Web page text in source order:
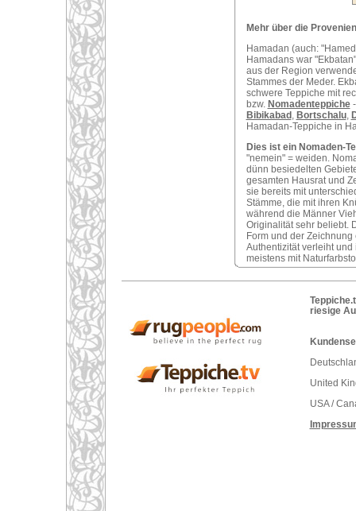
Mehr über die
Hamadan (auch:
Hamadans war
aus der Region
Stammes der Meder.
schwere Teppiche mit
bzw. Nomadenteppiche-
Bibikabad , Bortschalu,
Hamadan-Teppiche in
Dies ist ein Nomaden-
"nemein" = weiden.
dünn besiedelten
gesamten Hausrat und
sie bereits mit
Stämme, die mit ihren
während die Männer
Originalität sehr beliebt.
Form und der
Authentizität verleiht
meistens mit
riesige
United
USA /